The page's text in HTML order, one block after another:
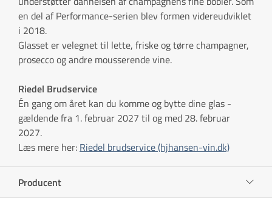
en del af Performance-serien blev formen videreudviklet
i 2018.
Glasset er velegnet til lette, friske og tørre champagner,
prosecco og andre mousserende vine.
Riedel Brudservice
Én gang om året kan du komme og bytte dine glas -
gældende fra 1. februar 2027 til og med 28. februar
2027.
Læs mere her: Riedel brudservice (hjhansen-vin.dk)
Producent